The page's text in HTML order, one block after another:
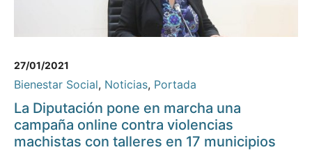
27/01/2021
Bienestar Social, Noticias, Portada
La Diputación pone en marcha una
campaña online contra violencias
machistas con talleres en 17 municipios